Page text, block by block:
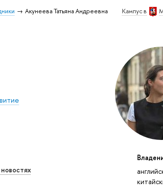
Кампус в
Акунеева Татьяна Андреевна